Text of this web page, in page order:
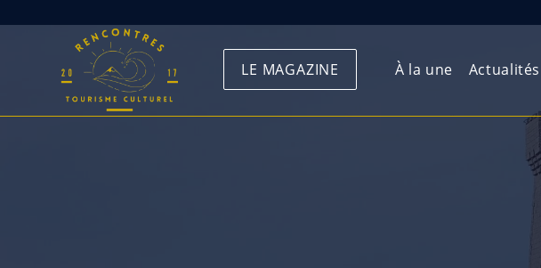
LE MAGAZINE À la une Actualités
Europe de
Europe du
Europe